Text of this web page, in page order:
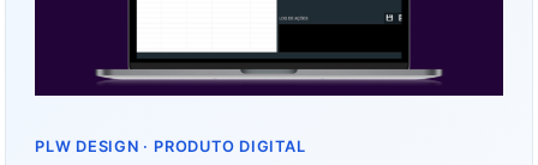
PLW DESIGN · PRODUTO DIGITAL